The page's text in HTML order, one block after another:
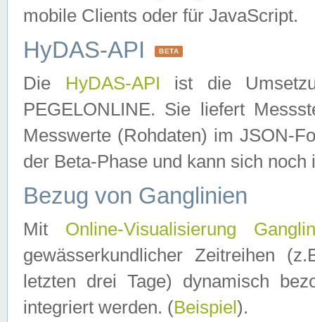
mobile Clients oder für JavaScript.
HyDAS-API BETA
Die HyDAS-API ist die
PEGELONLINE. Sie liefert
Messwerte (Rohdaten) im JSON-
der Beta-Phase und kann sich noch
Bezug von Ganglinien
Mit Online-Visualisierung
gewässerkundlicher Zeitreihen
letzten drei Tage) dynamisch
integriert werden. (Beispiel ).